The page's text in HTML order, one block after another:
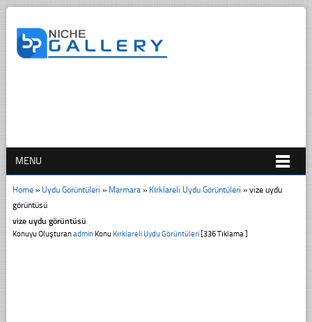
MENU
Home» Uydu Görüntüleri » Marmara» Kırklareli Uydu Görüntüleri » vize uydu
görüntüsü
vize uydu görüntüsü
Konuyu OluşturanadminKonu Kırklareli Uydu Görüntüleri[336 Tıklama ]